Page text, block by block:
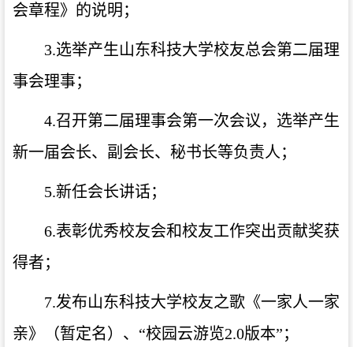
会章程》的说明；
3.选举产生山东科技大学校友总会第二届理
事会理事；
4.召开第二届理事会第一次会议，选举产生
新一届会长、副会长、秘书长等负责人；
5.新任会长讲话；
6.表彰优秀校友会和校友工作突出贡献奖获
得者；
7.发布山东科技大学校友之歌《一家人一家
亲》（暂定名）、“校园云游览2.0版本”；